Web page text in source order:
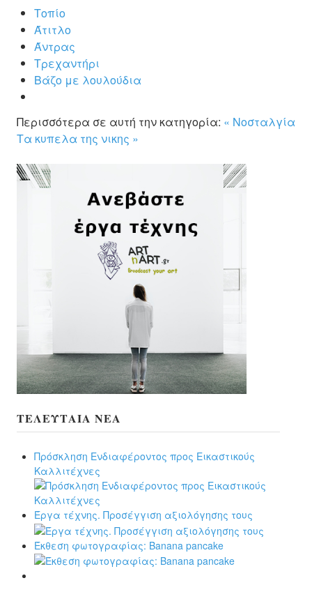
Τοπίο
Άτιτλο
Άντρας
Τρεχαντήρι
Βάζο με λουλούδια
Περισσότερα σε αυτή την κατηγορία: « Νοσταλγία
Tα κυπελα της νικης »
ΤΕΛΕΥΤΑΊΑ ΝΈΑ
Πρόσκληση Ενδιαφέροντος προς Εικαστικούς
Καλλιτέχνες
Έργα τέχνης. Προσέγγιση αξιολόγησης τους
Έκθεση φωτογραφίας: Banana pancake